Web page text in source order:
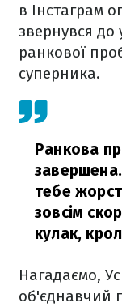
в Інстаграм
звернувся до
ранкової
суперника.
Ранкова
тебе
зовсім
кулак,
Нагадаємо,
об'єднавчий